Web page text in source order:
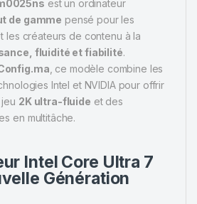
est un ordinateur
de gamme pensé pour les
les créateurs de contenu à la
fluidité et fiabilité.
, ce modèle combine les
Intel et NVIDIA pour offrir
2K ultra-fluide et des
en multitâche.
Intel Core Ultra 7
Génération